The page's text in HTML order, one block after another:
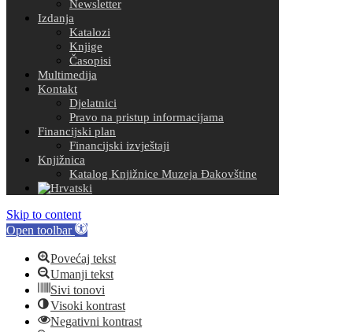
Newsletter
Izdanja
Katalozi
Knjige
Časopisi
Multimedija
Kontakt
Djelatnici
Pravo na pristup informacijama
Financijski plan
Financijski izvještaji
Knjižnica
Katalog Knjižnice Muzeja Đakovštine
Skip to content
Open toolbar
Povećaj tekst
Umanji tekst
Sivi tonovi
Visoki kontrast
Negativni kontrast